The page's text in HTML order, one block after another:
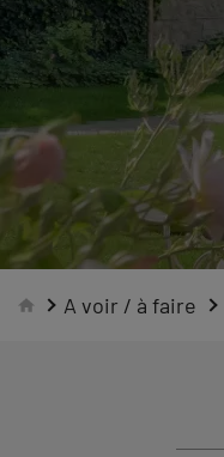
A voir / à faire